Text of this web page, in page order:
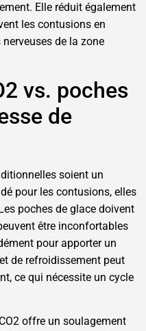
Elle réduit également
les contusions en
de la zone
vs. poches
de
soient un
pour les contusions, elles
poches de glace doivent
être inconfortables
pour apporter un
de refroidissement peut
ce qui nécessite un cycle
offre un soulagement